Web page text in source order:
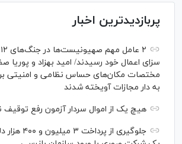
پربازدیدترین اخبار
سزای اعمال خود رسیدند/ امید بهزاد و پوریا
مختصات مکان‌های حساس نظامی و امنیتی
به دار مجازات آویخته شدند
هیچ یک از اموال سردار آزمون رفع
جلوگیری از